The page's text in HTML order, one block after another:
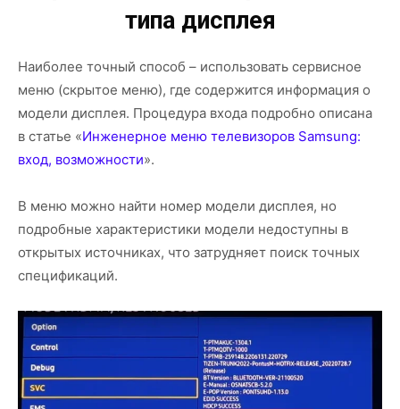
типа дисплея
Наиболее точный способ – использовать сервисное
меню (скрытое меню), где содержится информация о
модели дисплея. Процедура входа подробно описана
в статье «Инженерное меню телевизоров Samsung:
вход, возможности».
В меню можно найти номер модели дисплея, но
подробные характеристики модели недоступны в
открытых источниках, что затрудняет поиск точных
спецификаций.